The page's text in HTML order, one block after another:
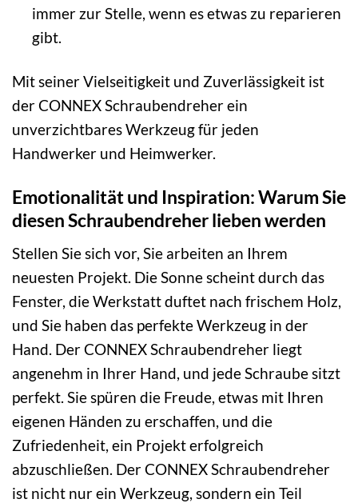
immer zur Stelle, wenn es etwas zu reparieren
gibt.
Mit seiner Vielseitigkeit und Zuverlässigkeit ist
der CONNEX Schraubendreher ein
unverzichtbares Werkzeug für jeden
Handwerker und Heimwerker.
Emotionalität und Inspiration: Warum Sie
diesen Schraubendreher lieben werden
Stellen Sie sich vor, Sie arbeiten an Ihrem
neuesten Projekt. Die Sonne scheint durch das
Fenster, die Werkstatt duftet nach frischem Holz,
und Sie haben das perfekte Werkzeug in der
Hand. Der CONNEX Schraubendreher liegt
angenehm in Ihrer Hand, und jede Schraube sitzt
perfekt. Sie spüren die Freude, etwas mit Ihren
eigenen Händen zu erschaffen, und die
Zufriedenheit, ein Projekt erfolgreich
abzuschließen. Der CONNEX Schraubendreher
ist nicht nur ein Werkzeug, sondern ein Teil